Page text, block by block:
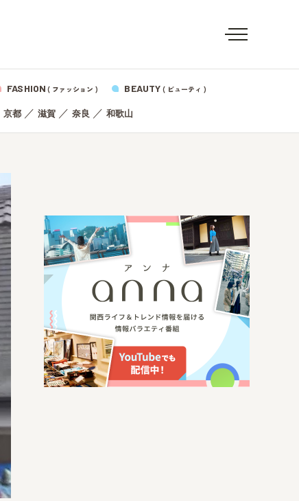
FASHION ( ファッション ) BEAUTY ( ビューティ )
京都／ 滋賀／ 奈良 ／ 和歌山